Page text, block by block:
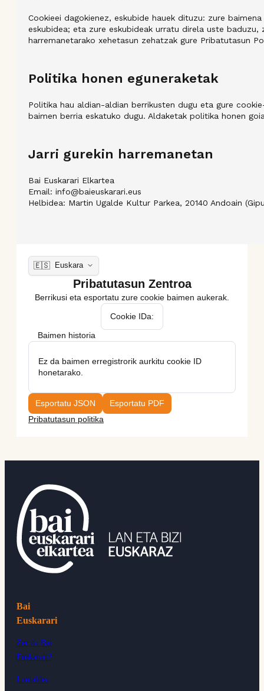
Cookieei dagokienez, eskubide hauek dituzu: zure
eskubidea; eta zure eskubideak urratu direla uste
harremanetarako xehetasun zehatzak gure Pribatutasun
Politika honen eguneraketak
Politika hau aldian-aldian berrikusten dugu eta gure
baimen berria eskatuko dugu. Aldaketak politika honen
Jarri gurekin harremanetan
Bai Euskarari Elkartea
Email: info@baieuskarari.eus
Helbidea: Martin Ugalde Kultur Parkea, 20140 Andoain
🇪🇸 Euskara
Pribatutasun Zentroa
Berrikusi eta esportatu zure cookie baimen aukerak.
Cookie IDa:
Baimen historia
Ez da baimen erregistrorik aurkitu cookie ID
honetarako.
Esportatu JSON
Esportatu PDF
Pribatutasun politika
Bai
Euskarari
Zer da Bai
Euskarari?
Lantaldea